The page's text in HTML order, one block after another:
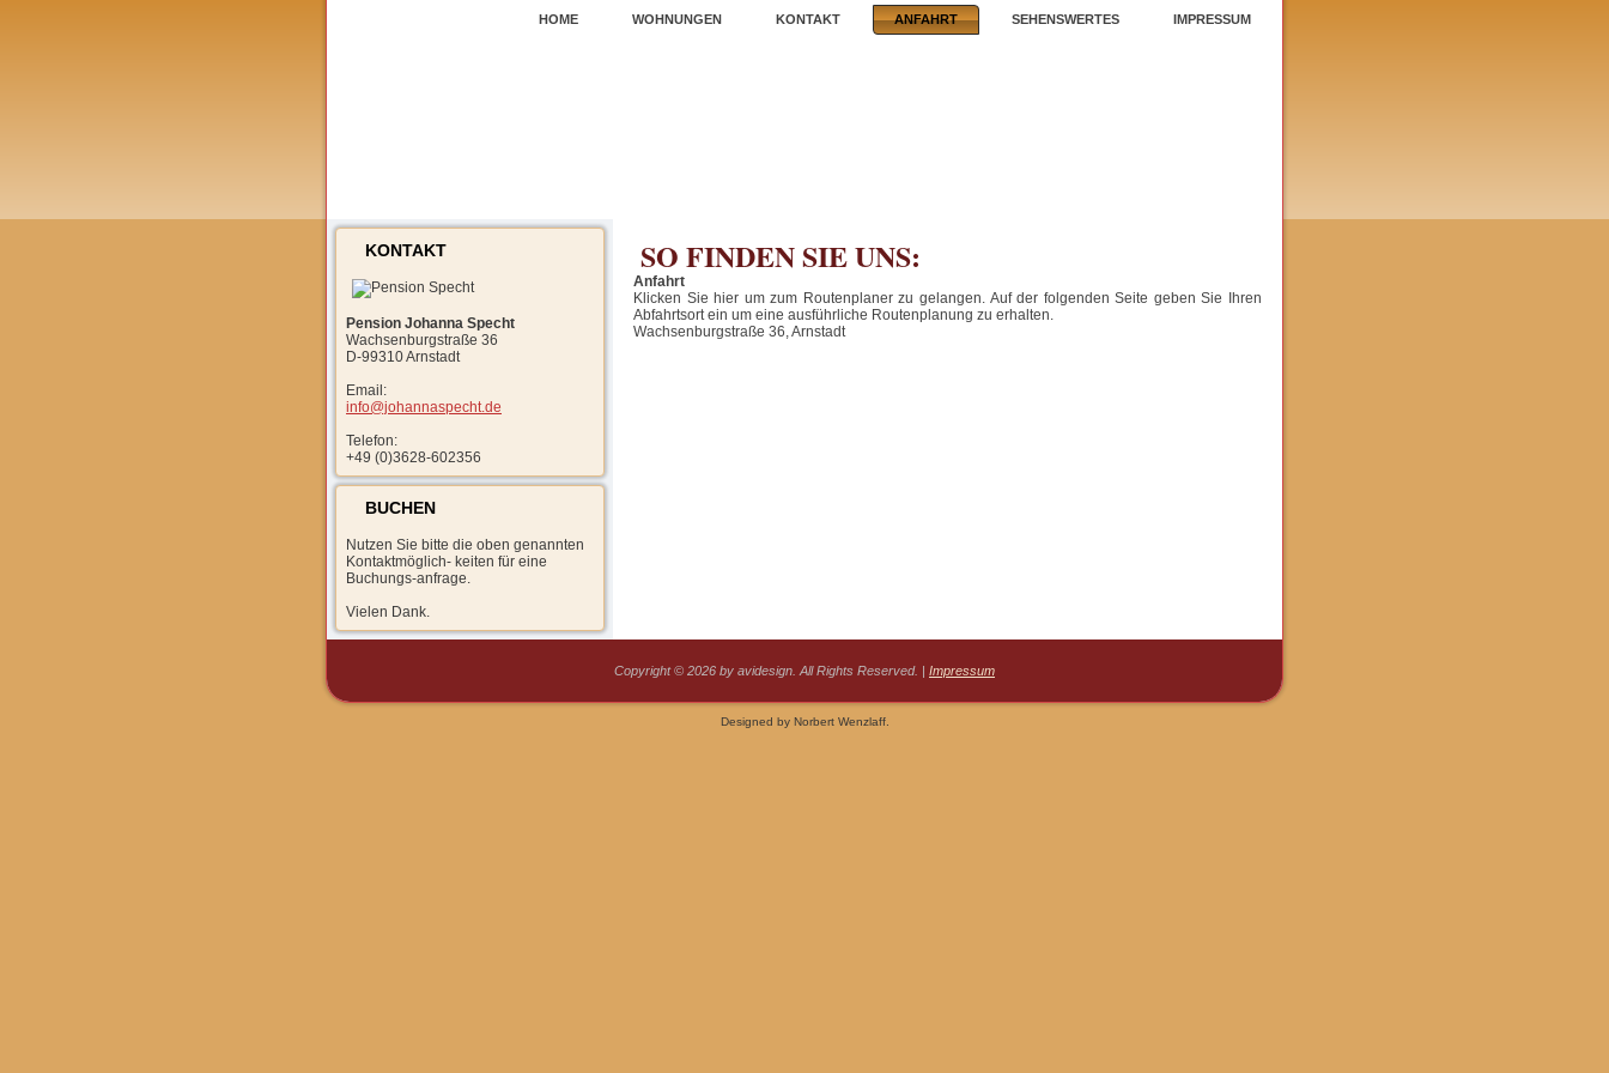
HOME WOHNUNGEN KONTAKT ANFAHRT SEHENSWERTES IMPRESSUM
KONTAKT
Pension Johanna Specht
Wachsenburgstraße 36
D-99310 Arnstadt
Email:
info@johannaspecht.de
Telefon:
+49 (0)3628-602356
BUCHEN
Nutzen Sie bitte die oben genannten
Kontaktmöglich- keiten für eine
Buchungs-anfrage.
Vielen Dank.
SO FINDEN SIE UNS:
Anfahrt
Klicken Sie hier um zum Routenplaner zu gelangen. Auf der folgenden Seite geben Sie Ihren
Abfahrtsort ein um eine ausführliche Routenplanung zu erhalten.
Wachsenburgstraße 36, Arnstadt
Copyright © 2026 by avidesign. All Rights Reserved. | Impressum
Designed by Norbert Wenzlaff.